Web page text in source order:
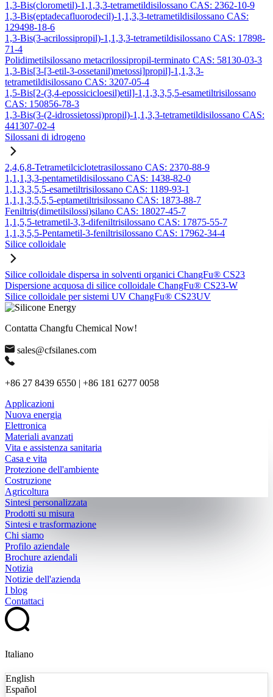
1,3-Bis(clorometil)-1,1,3,3-tetrametildisilossano CAS: 2362-10-9
1,3-Bis(eptadecafluorodecil)-1,1,3,3-tetrametildisilossano CAS:
129498-18-6
1,3-Bis(3-acrilossipropil)-1,1,3,3-tetrametildisilossano CAS: 17898-
71-4
Polidimetilsilossano metacrilossipropil-terminato CAS: 58130-03-3
1,3-Bis[3-[3-etil-3-ossetanil)metossi]propil]-1,1,3,3-
tetrametildisilossano CAS: 3207-05-4
1,5-Bis[2-(3,4-epossicicloesil)etil]-1,1,3,3,5,5-esametiltrisilossano
CAS: 150856-78-3
1,3-Bis(3-(2-idrossietossi)propil)-1,1,3,3-tetrametildisilossano CAS:
441307-02-4
Silossani di idrogeno
2,4,6,8-Tetrametilciclotetrasilossano CAS: 2370-88-9
1,1,1,3,3-pentametildisilossano CAS: 1438-82-0
1,1,3,3,5,5-esametiltrisilossano CAS: 1189-93-1
1,1,1,3,5,5,5-eptametiltrisilossano CAS: 1873-88-7
Feniltris(dimetilsilossi)silano CAS: 18027-45-7
1,1,5,5-tetrametil-3,3-difeniltrisilossano CAS: 17875-55-7
1,1,3,5,5-Pentametil-3-feniltrisilossano CAS: 17962-34-4
Silice colloidale
Silice colloidale dispersa in solventi organici ChangFu® CS23
Dispersione acquosa di silice colloidale ChangFu® CS23-W
Silice colloidale per sistemi UV ChangFu® CS23UV
Contatta Changfu Chemical Now!
sales@cfsilanes.com
+86 27 8439 6550 | +86 181 6277 0058
Applicazioni
Nuova energia
Elettronica
Materiali avanzati
Vita e assistenza sanitaria
Casa e vita
Protezione dell'ambiente
Costruzione
Agricoltura
Sintesi personalizzata
Prodotti su misura
Sintesi e trasformazione
Chi siamo
Profilo aziendale
Brochure aziendali
Notizia
Notizie dell'azienda
I blog
Contattaci
Italiano
English
Español